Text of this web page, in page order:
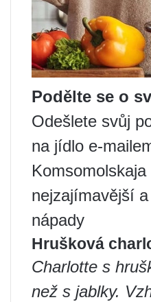
Podělte se o
Odešlete svůj
na jídlo e-
nejzajímavější
nápady
Hrušková
Charlotte s
než s jablky.